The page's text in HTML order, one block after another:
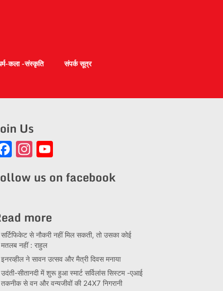
कला -संस्कृति
संपर्क सूत्र
Us
Facebook
Instagram
us on facebook
more
सर्टिफिकेट से नौकरी नहीं मिल सकती, तो उसका कोई
मतलब नहीं : राहुल
इनरव्हील ने सावन उत्सव और मैत्री दिवस मनाया
उदंती-सीतानदी में शुरू हुआ स्मार्ट सर्विलांस सिस्टम -एआई
तकनीक से वन और वन्यजीवों की 24X7 निगरानी